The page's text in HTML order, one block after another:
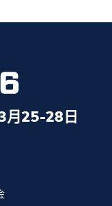
月25-28日